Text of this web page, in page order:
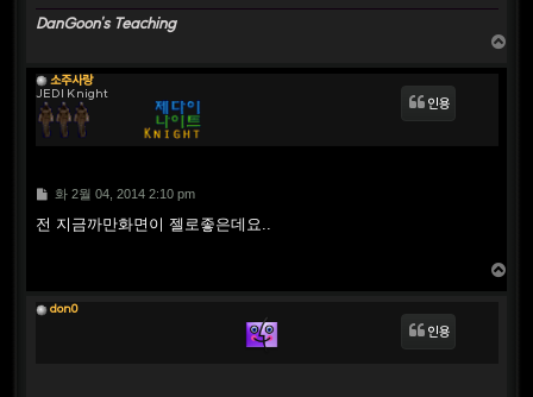
DanGoon's Teaching
소주사랑
JEDI Knight
인용
P화 2월 04, 2014 2:10 pm
전 지금까만화면이 젤로좋은데요..
don0
인용